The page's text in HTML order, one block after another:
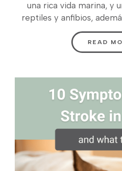
una rica vida marina, y
reptiles y anfibios,
READ